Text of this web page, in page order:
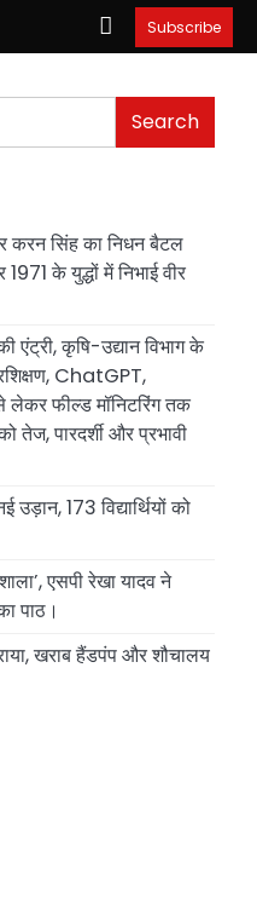
Subscribe
Search
करन सिंह का निधन बैटल
के युद्धों में निभाई वीर
एंट्री, कृषि-उद्यान विभाग के
ChatGPT,
फील्ड मॉनिटरिंग तक
तेज, पारदर्शी और प्रभावी
173 विद्यार्थियों को
एसपी रेखा यादव ने
पाठ।
खराब हैंडपंप और शौचालय